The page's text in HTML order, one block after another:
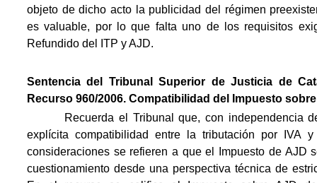
objeto de dicho acto la publicidad del régimen
es valuable, por lo que falta uno de los requisitos
Refundido del ITP y AJD.
Sentencia del Tribunal Superior de Justicia de
Recurso 960/2006. Compatibilidad del Impuesto
Recuerda el Tribunal que, con independencia de
explícita compatibilidad entre la tributación por IVA
consideraciones se refieren a que el Impuesto de AJD
cuestionamiento desde una perspectiva técnica de